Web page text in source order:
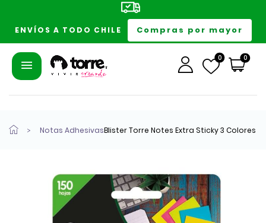
ENVÍOS A TODO CHILE Compras por mayor
0 0
Notas AdhesivasBlister Torre Notes Extra Sticky 3 Colores